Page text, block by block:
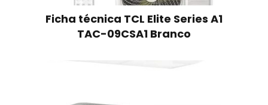
Ficha técnica TCL Elite Series A1
TAC-09CSA1 Branco